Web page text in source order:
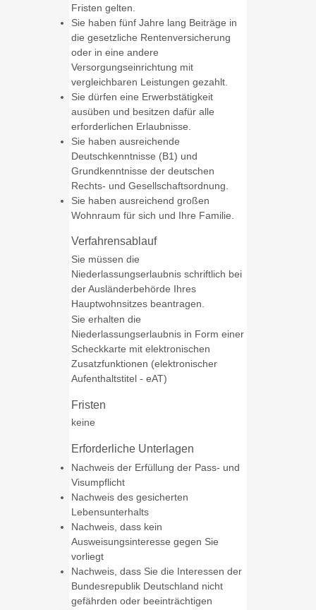
Fristen gelten.
Sie haben fünf Jahre lang Beiträge in
die gesetzliche Rentenversicherung
oder in eine andere
Versorgungseinrichtung mit
vergleichbaren Leistungen gezahlt.
Sie dürfen eine Erwerbstätigkeit
ausüben und besitzen dafür alle
erforderlichen Erlaubnisse.
Sie haben ausreichende
Deutschkenntnisse (B1) und
Grundkenntnisse der deutschen
Rechts- und Gesellschaftsordnung.
Sie haben ausreichend großen
Wohnraum für sich und Ihre Familie.
Verfahrensablauf
Sie müssen die
Niederlassungserlaubnis schriftlich bei
der Ausländerbehörde Ihres
Hauptwohnsitzes beantragen.
Sie erhalten die
Niederlassungserlaubnis in Form einer
Scheckkarte mit elektronischen
Zusatzfunktionen (elektronischer
Aufenthaltstitel - eAT)
Fristen
keine
Erforderliche Unterlagen
Nachweis der Erfüllung der Pass- und
Visumpflicht
Nachweis des gesicherten
Lebensunterhalts
Nachweis, dass kein
Ausweisungsinteresse gegen Sie
vorliegt
Nachweis, dass Sie die Interessen der
Bundesrepublik Deutschland nicht
gefährden oder beeinträchtigen